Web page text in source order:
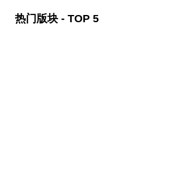
热门版块 - TOP 5